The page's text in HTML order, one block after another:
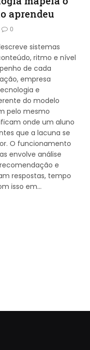
aprendeu
0
sistemas
ritmo e nível
de cada
empresa
e
do modelo
pelo mesmo
onde um aluno
que a lacuna se
O funcionamento
envolve análise
e
respostas, tempo
isso em…